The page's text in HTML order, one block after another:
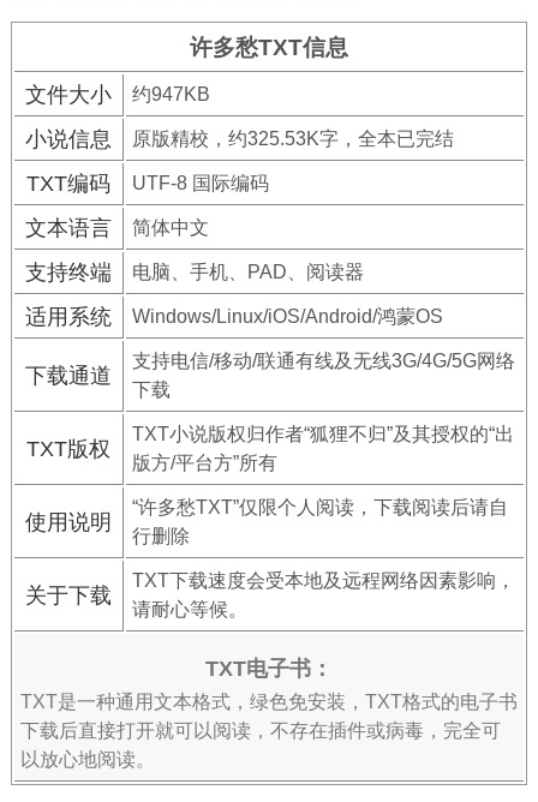
许多愁TXT信息
文件大小 约947KB
小说信息 原版精校，约325.53K字，全本已完结
TXT编码 UTF-8 国际编码
文本语言 简体中文
支持终端 电脑、手机、PAD、阅读器
适用系统 Windows/Linux/iOS/Android/鸿蒙OS
下载通道
支持电信/移动/联通有线及无线3G/4G/5G网络
下载
TXT版权
TXT小说版权归作者“狐狸不归”及其授权的“出
版方/平台方”所有
使用说明
“许多愁TXT”仅限个人阅读，下载阅读后请自
行删除
关于下载
TXT下载速度会受本地及远程网络因素影响，
请耐心等候。
TXT电子书：
TXT是一种通用文本格式，绿色免安装，TXT格式的电子书
下载后直接打开就可以阅读，不存在插件或病毒，完全可
以放心地阅读。